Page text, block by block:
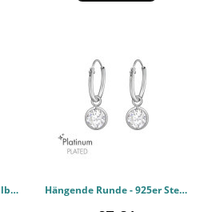
Runden - 925er Sterling Silber Ohrreif PCJW47174 Hängende Runde - 925er Sterling Silber Ohrreif PCJW47172